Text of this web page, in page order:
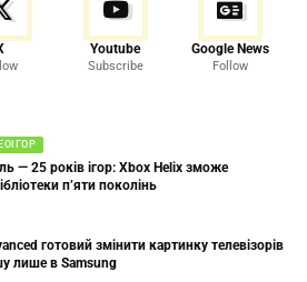
Youtube
Subscribe
Google News
Follow
— 25 років ігор: Xbox Helix зможе
п’яти поколінь
готовий змінити картинку телевізорів
лише в Samsung